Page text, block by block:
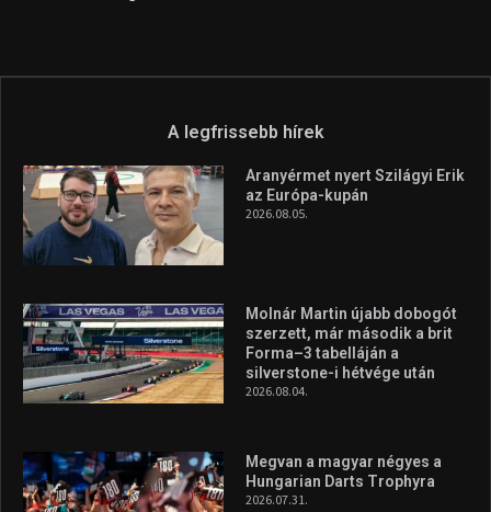
A legfrissebb hírek
Aranyérmet nyert Szilágyi Erik
az Európa-kupán
2026.08.05.
Molnár Martin újabb dobogót
szerzett, már második a brit
Forma–3 tabelláján a
silverstone-i hétvége után
2026.08.04.
Megvan a magyar négyes a
Hungarian Darts Trophyra
2026.07.31.